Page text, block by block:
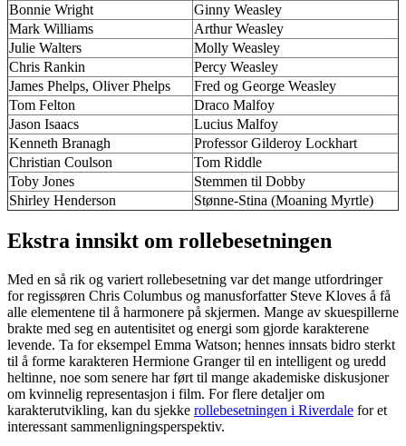
Bonnie Wright
Ginny Weasley
Mark Williams
Arthur Weasley
Julie Walters
Molly Weasley
Chris Rankin
Percy Weasley
James Phelps, Oliver Phelps
Fred og George Weasley
Tom Felton
Draco Malfoy
Jason Isaacs
Lucius Malfoy
Kenneth Branagh
Professor Gilderoy Lockhart
Christian Coulson
Tom Riddle
Toby Jones
Stemmen til Dobby
Shirley Henderson
Stønne-Stina (Moaning Myrtle)
Ekstra innsikt om rollebesetningen
Med en så rik og variert rollebesetning var det mange utfordringer
for regissøren Chris Columbus og manusforfatter Steve Kloves å få
alle elementene til å harmonere på skjermen. Mange av skuespillerne
brakte med seg en autentisitet og energi som gjorde karakterene
levende. Ta for eksempel Emma Watson; hennes innsats bidro sterkt
til å forme karakteren Hermione Granger til en intelligent og uredd
heltinne, noe som senere har ført til mange akademiske diskusjoner
om kvinnelig representasjon i film. For flere detaljer om
karakterutvikling, kan du sjekke rollebesetningen i Riverdale for et
interessant sammenligningsperspektiv.